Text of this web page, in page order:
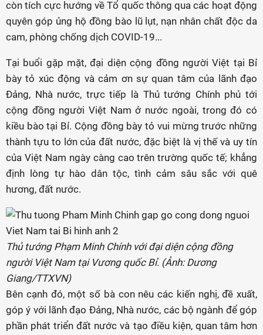
còn tích cực hướng về Tổ quốc thông qua các hoạt động
quyên góp ủng hộ đồng bào lũ lụt, nạn nhân chất độc da
cam, phòng chống dịch COVID-19...
Tại buổi gặp mặt, đại diện cộng đồng người Việt tại Bỉ
bày tỏ xúc động và cảm ơn sự quan tâm của lãnh đạo
Đảng, Nhà nước, trực tiếp là Thủ tướng Chính phủ tới
cộng đồng người Việt Nam ở nước ngoài, trong đó có
kiều bào tại Bỉ. Cộng đồng bày tỏ vui mừng trước những
thành tựu to lớn của đất nước, đặc biệt là vị thế và uy tín
của Việt Nam ngày càng cao trên trường quốc tế; khẳng
định lòng tự hào dân tộc, tình cảm sâu sắc với quê
hương, đất nước.
Thủ tướng Phạm Minh Chính với đại diện cộng đồng
người Việt Nam tại Vương quốc Bỉ. (Ảnh: Dương
Giang/TTXVN)
Bên cạnh đó, một số bà con nêu các kiến nghị, đề xuất,
góp ý với lãnh đạo Đảng, Nhà nước, các bộ ngành để góp
phần phát triển đất nước và tạo điều kiện, quan tâm hơn